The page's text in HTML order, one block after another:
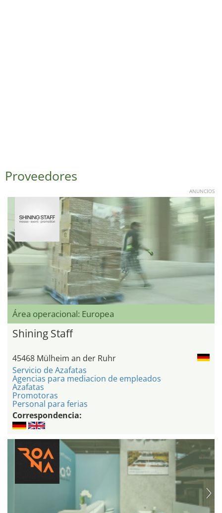
Proveedores
ANUNCIOS
Área operacional: Europea
Shining Staff
45468 Mülheim an der Ruhr
Servicio de Azafatas
Agencias para mediacion de empleados
Azafatas
Promotoras
Personal para ferias
Correspondencia: